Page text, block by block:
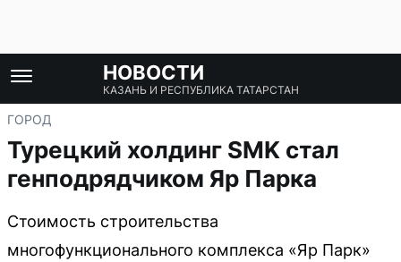
НОВОСТИ
КАЗАНЬ И РЕСПУБЛИКА ТАТАРСТАН
ГОРОД
Турецкий холдинг SMK стал
генподрядчиком Яр Парка
Стоимость строительства
многофункционального комплекса «Яр Парк»